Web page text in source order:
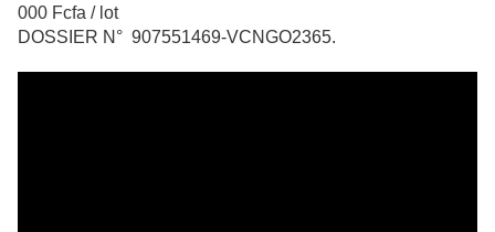
000 Fcfa / lot
DOSSIER N° 907551469-VCNGO2365.